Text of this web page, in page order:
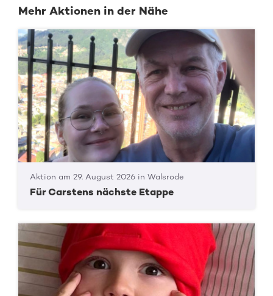
Mehr Aktionen in der Nähe
Aktion am 29. August 2026 in Walsrode
Für Carstens nächste Etappe